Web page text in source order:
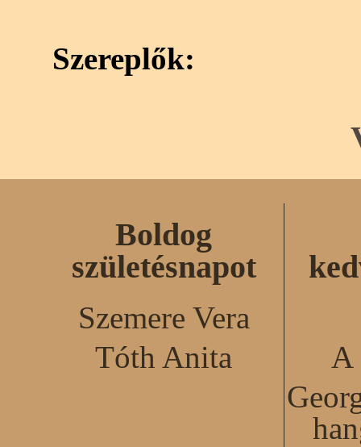
Szereplők:
Boldog
születésnapot
Szemere Vera
Tóth Anita
A